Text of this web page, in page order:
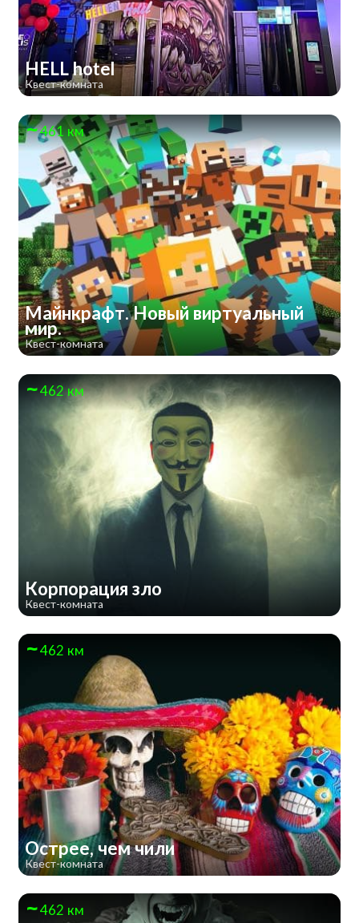
HELL hotel
Квест-комната
461 км
Майнкрафт. Новый виртуальный
мир.
Квест-комната
462 км
Корпорация зло
Квест-комната
462 км
Острее, чем чили
Квест-комната
462 км